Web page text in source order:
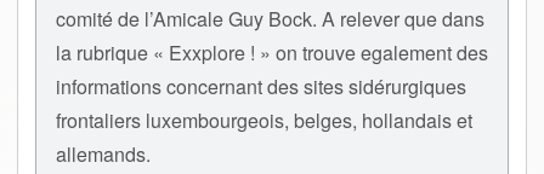
comité de l’Amicale Guy Bock. A relever que dans
la rubrique « Exxplore ! » on trouve egalement des
informations concernant des sites sidérurgiques
frontaliers luxembourgeois, belges, hollandais et
allemands.